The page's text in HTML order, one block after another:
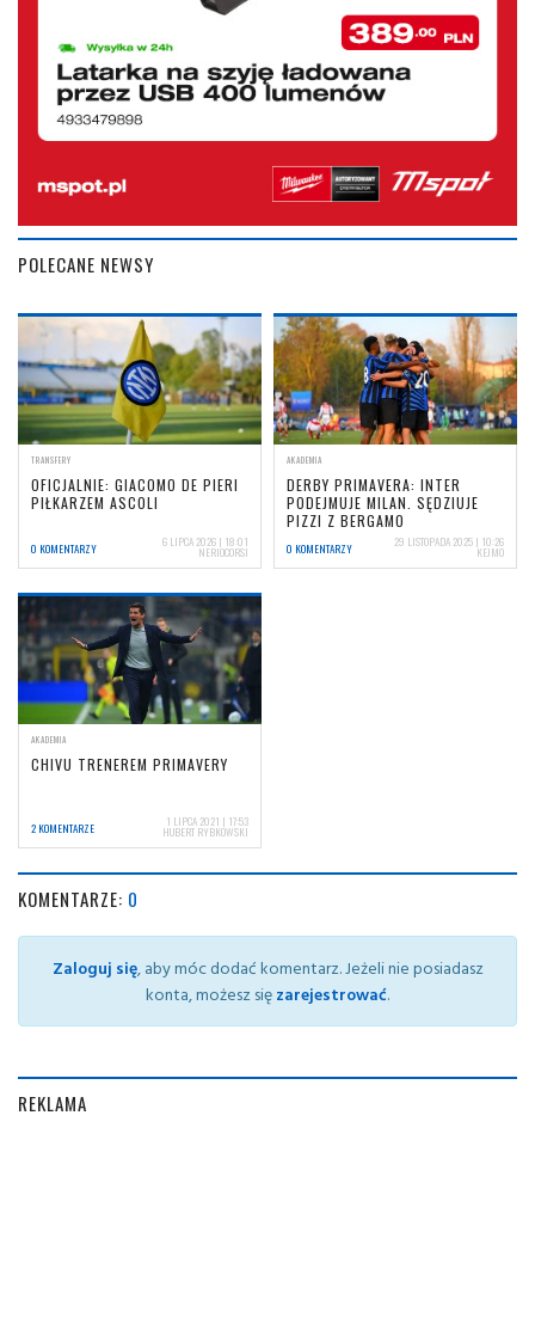
POLECANE NEWSY
TRANSFERY
OFICJALNIE: GIACOMO DE PIERI
PIŁKARZEM ASCOLI
0 KOMENTARZY 6 LIPCA 2026 | 18:01
NERIOCORSI
AKADEMIA
DERBY PRIMAVERA: INTER
PODEJMUJE MILAN. SĘDZIUJE
PIZZI Z BERGAMO
0 KOMENTARZY 29 LISTOPADA 2025 | 10:26
KEJMO
AKADEMIA
CHIVU TRENEREM PRIMAVERY
2 KOMENTARZE 1 LIPCA 2021 | 17:53
HUBERT RYBKOWSKI
KOMENTARZE: 0
Zaloguj się, aby móc dodać komentarz. Jeżeli nie posiadasz
konta, możesz sięzarejestrować.
REKLAMA